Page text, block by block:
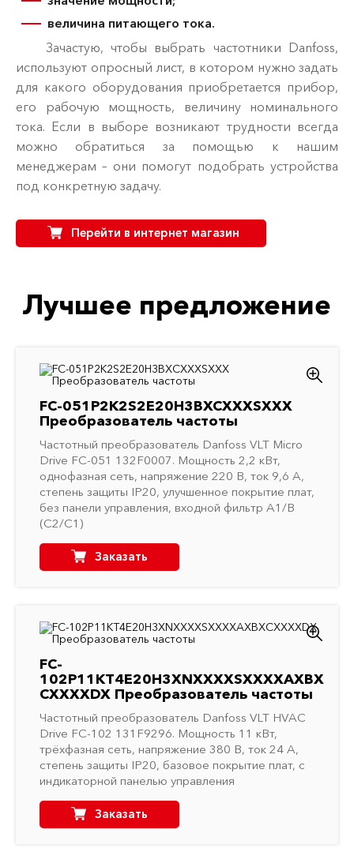
величина питающего тока.
Зачастую, чтобы выбрать частотники Danfoss,
используют опросный лист, в котором нужно задать
для какого оборудования приобретается прибор,
его рабочую мощность, величину номинального
тока. Если в выборе возникают трудности всегда
можно обратиться за помощью к нашим
менеджерам – они помогут подобрать устройства
под конкретную задачу.
Перейти в интернет магазин
Лучшее предложение
FC-051P2K2S2E20H3BXCXXXSXXX
Преобразователь частоты
Частотный преобразователь Danfoss VLT Micro
Drive FC-051 132F0007. Мощность 2,2 кВт,
однофазная сеть, напряжение 220 В, ток 9,6 A,
степень защиты IP20, улучшенное покрытие плат,
без панели управления, входной фильтр A1/B
(C2/C1)
Заказать
FC-
102P11KT4E20H3XNXXXXSXXXXAXBX
CXXXXDX Преобразователь частоты
Частотный преобразователь Danfoss VLT HVAC
Drive FC-102 131F9296. Мощность 11 кВт,
трёхфазная сеть, напряжение 380 В, ток 24 A,
степень защиты IP20, базовое покрытие плат, с
индикаторной панелью управления
Заказать